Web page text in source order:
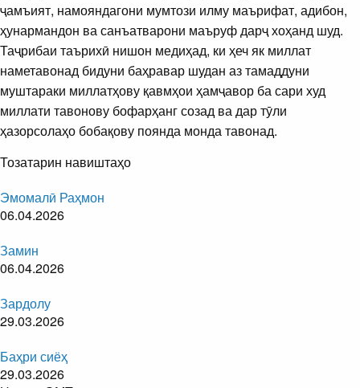
ҷамъият, намояндагони мумтози илму маърифат, адибон,
ҳунармандон ва санъатварони маъруф дарҷ хоҳанд шуд.
Таҷрибаи таърихӣ нишон медиҳад, ки ҳеч як миллат
наметавонад бидуни баҳравар шудан аз тамаддуни
муштараки миллатҳову қавмҳои ҳамҷавор ба сари худ
миллати тавонову бофарҳанг созад ва дар тӯли
ҳазорсолаҳо бобақову поянда монда тавонад.
Тозатарин навиштаҳо
Эмомалӣ Раҳмон
06.04.2026
Замин
06.04.2026
Зардолу
29.03.2026
Баҳри сиёҳ
29.03.2026